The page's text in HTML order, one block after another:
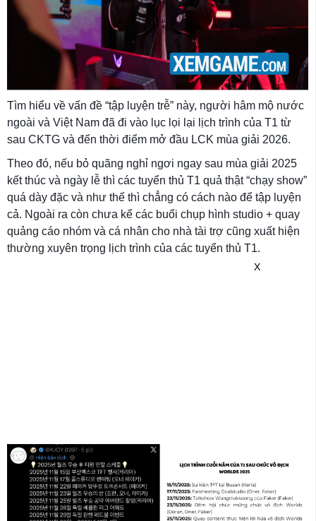
Tìm hiểu về vấn đề “tập luyện trễ” này, người hâm mộ nước
ngoài và Việt Nam đã đi vào lục lọi lại lịch trình của T1 từ
sau CKTG và đến thời điểm mở đầu LCK mùa giải 2026.
Theo đó, nếu bỏ quãng nghỉ ngơi ngay sau mùa giải 2025
kết thúc và ngày lễ thì các tuyển thủ T1 quả thật “chạy show”
quá dày đặc và như thế thì chẳng có cách nào để tập luyện
cả. Ngoài ra còn chưa kể các buổi chụp hình studio + quay
quảng cáo nhóm và cá nhân cho nhà tài trợ cũng xuất hiện
thường xuyên trọng lịch trình của các tuyển thủ T1.
X